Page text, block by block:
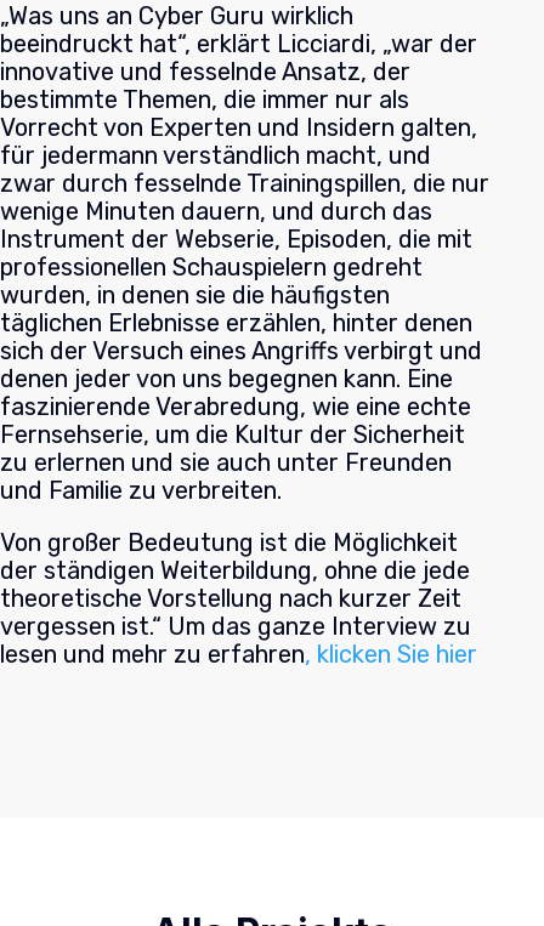
„Was uns an Cyber Guru wirklich
beeindruckt hat“, erklärt Licciardi, „war der
innovative und fesselnde Ansatz, der
bestimmte Themen, die immer nur als
Vorrecht von Experten und Insidern galten,
für jedermann verständlich macht, und
zwar durch fesselnde Trainingspillen, die nur
wenige Minuten dauern, und durch das
Instrument der Webserie, Episoden, die mit
professionellen Schauspielern gedreht
wurden, in denen sie die häufigsten
täglichen Erlebnisse erzählen, hinter denen
sich der Versuch eines Angriffs verbirgt und
denen jeder von uns begegnen kann. Eine
faszinierende Verabredung, wie eine echte
Fernsehserie, um die Kultur der Sicherheit
zu erlernen und sie auch unter Freunden
und Familie zu verbreiten.
Von großer Bedeutung ist die Möglichkeit
der ständigen Weiterbildung, ohne die jede
theoretische Vorstellung nach kurzer Zeit
vergessen ist.“ Um das ganze Interview zu
lesen und mehr zu erfahren, klicken Sie hier